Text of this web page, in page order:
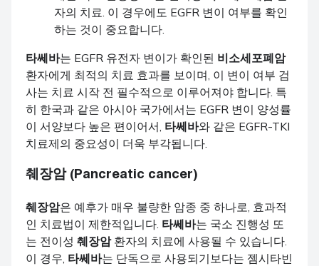
자의 치료. 이 경우에도 EGFR 변이 여부를 확인
하는 것이 중요합니다.
타쎄바는 EGFR 유전자 변이가 확인된 비소세포폐암
환자에게 최적의 치료 효과를 보이며, 이 변이 여부 검
사는 치료 시작 전 필수적으로 이루어져야 합니다. 특
히 한국과 같은 아시아 국가에서는 EGFR 변이 양성률
이 서양보다 높은 편이어서, 타쎄바와 같은 EGFR-TKI
치료제의 중요성이 더욱 부각됩니다.
췌장암 (Pancreatic cancer)
췌장암은 예후가 매우 불량한 암종 중 하나로, 효과적
인 치료법이 제한적입니다. 타쎄바는 국소 진행성 또
는 전이성 췌장암환자의 치료에 사용될 수 있습니다.
이 경우, 타쎄바는 단독으로 사용되기보다는 젬시타빈